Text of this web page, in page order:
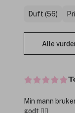
Duft (56)
Alle
Min mann
godt 👍🏼